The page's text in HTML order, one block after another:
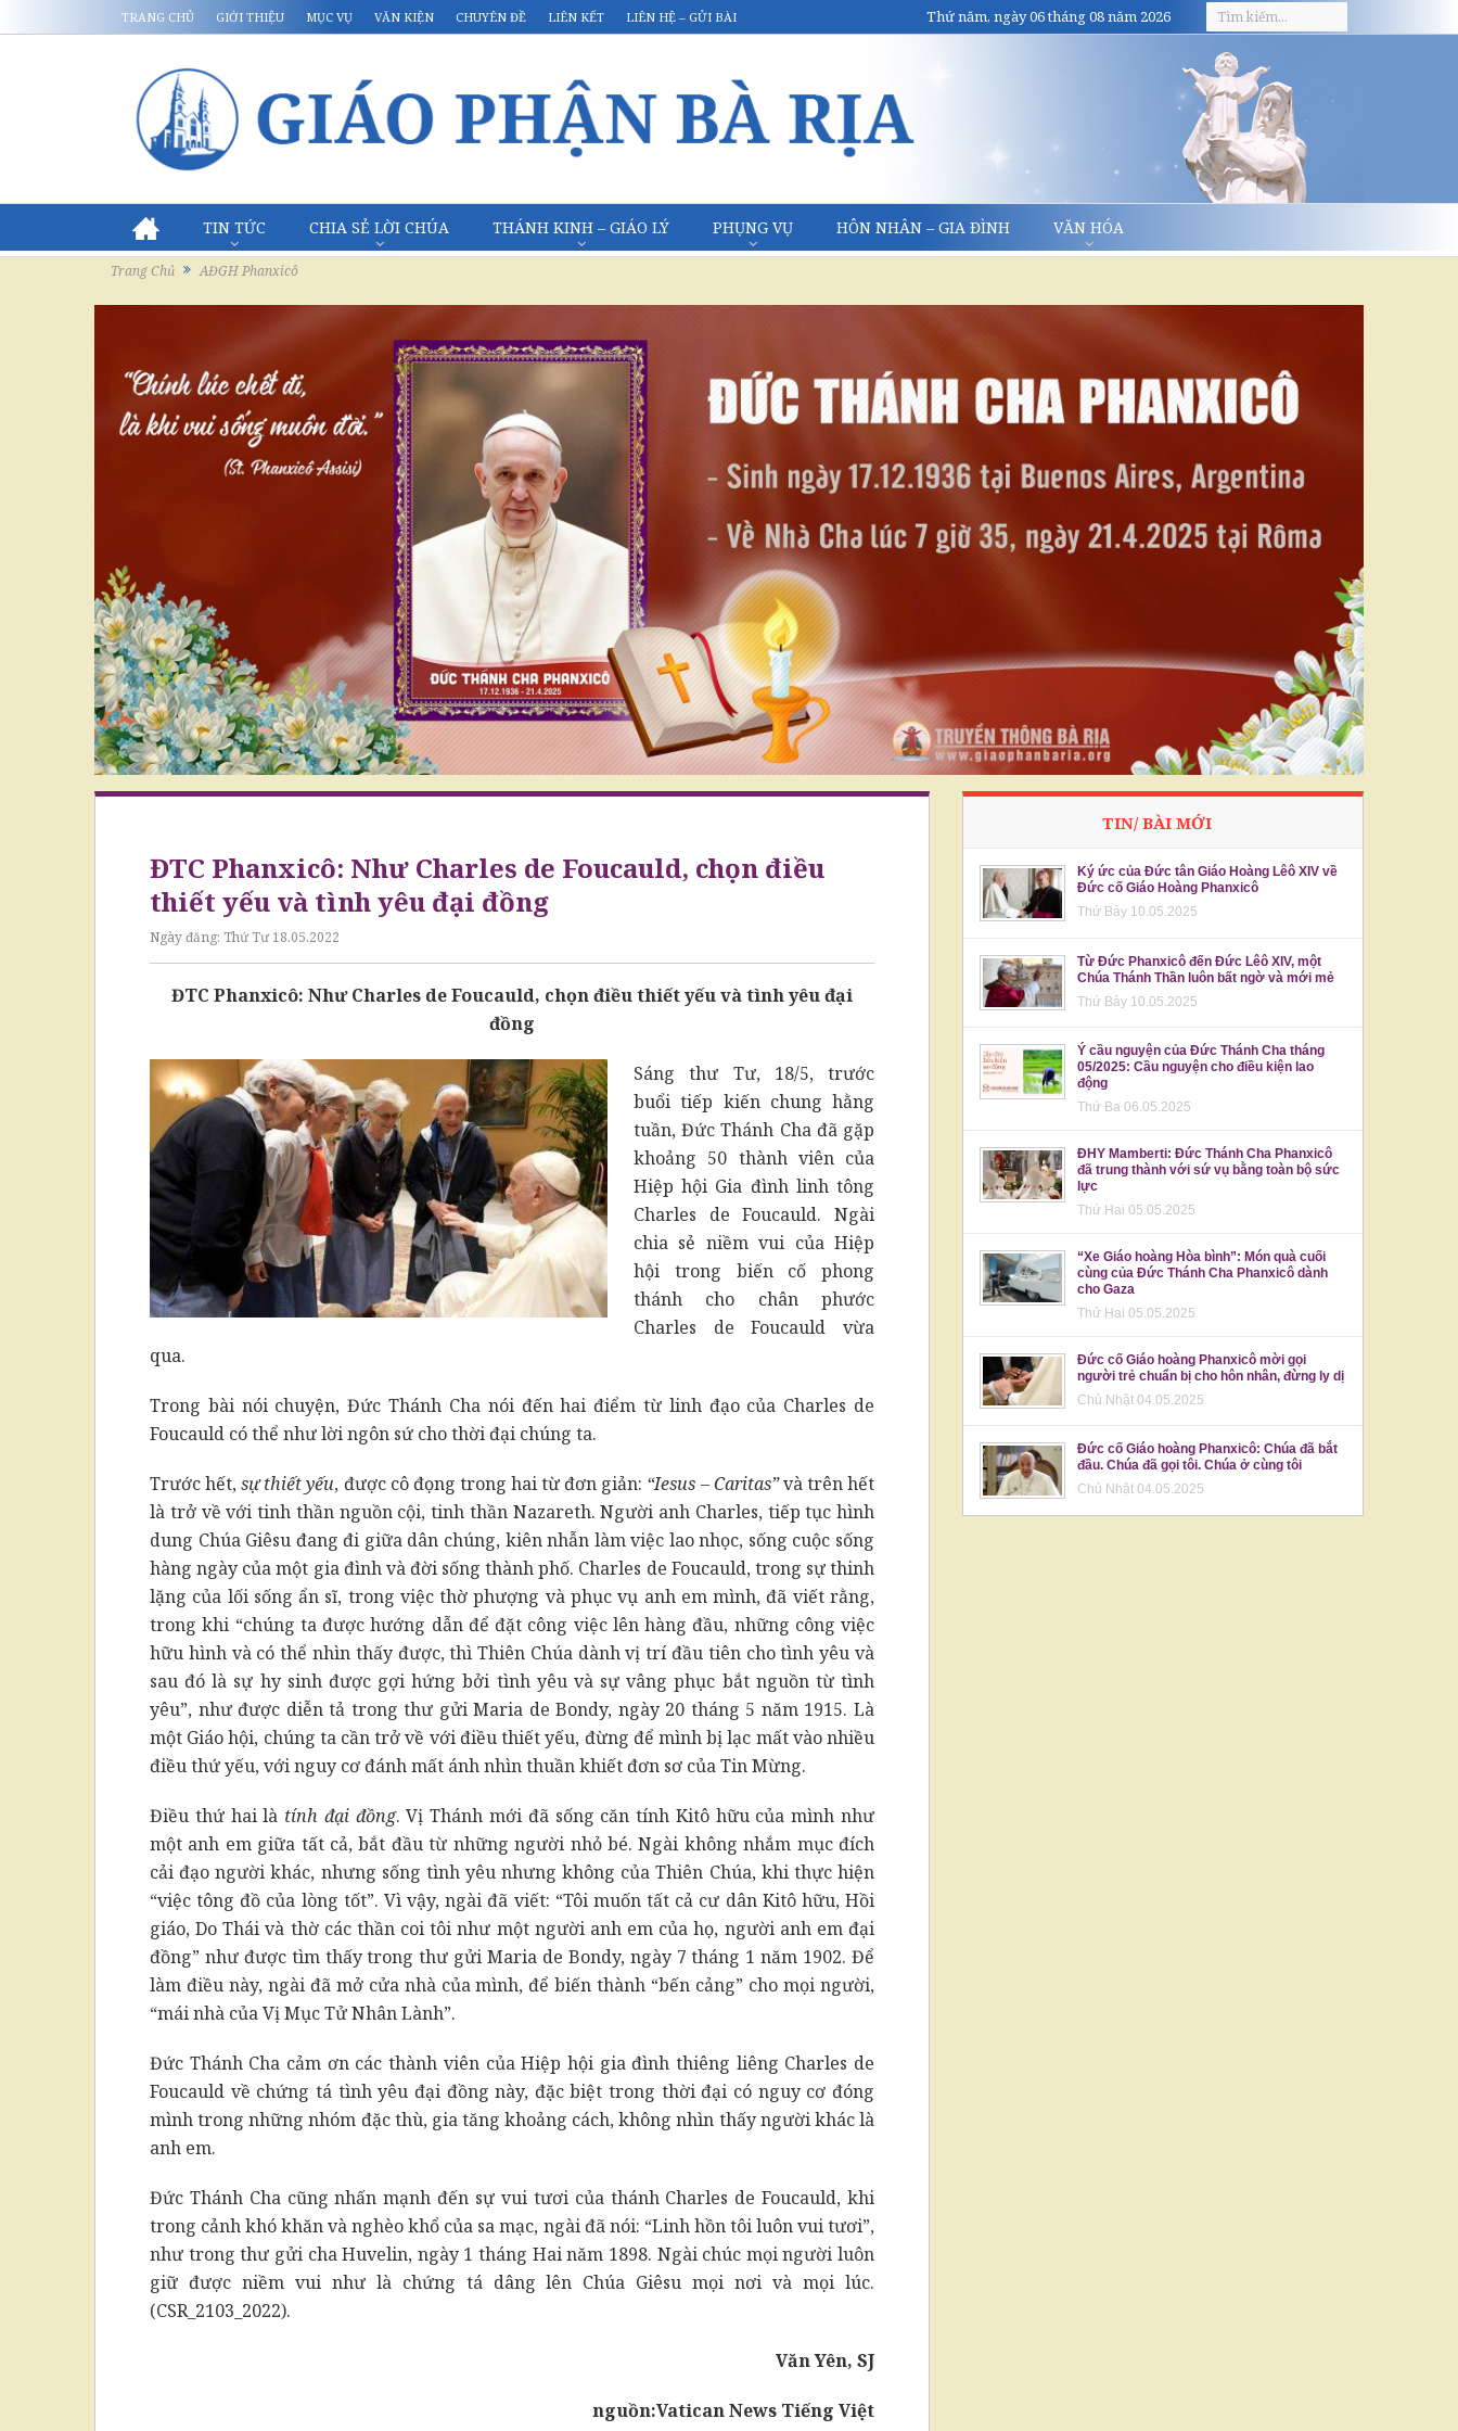
TRANG CHỦ GIỚI THIỆU MỤC VỤ VĂN KIỆN CHUYÊN ĐỀ LIÊN KẾT LIÊN HỆ – GỬI BÀI Thứ năm, ngày 06 tháng 08 năm 2026
TIN TỨC CHIA SẺ LỜI CHÚA THÁNH KINH – GIÁO LÝ PHỤNG VỤ HÔN NHÂN – GIA ĐÌNH VĂN HÓA
Trang Chủ AĐGH Phanxicô
ĐTC Phanxicô: Như Charles de Foucauld, chọn điều
thiết yếu và tình yêu đại đồng
Ngày đăng: Thứ Tư 18.05.2022
ĐTC Phanxicô: Như Charles de Foucauld, chọn điều thiết yếu và tình yêu đại
đồng
Sáng thư Tư, 18/5, trước
buổi tiếp kiến chung hằng
tuần, Đức Thánh Cha đã gặp
khoảng 50 thành viên của
Hiệp hội Gia đình linh tông
Charles de Foucauld. Ngài
chia sẻ niềm vui của Hiệp
hội trong biến cố phong
thánh cho chân phước
Charles de Foucauld vừa
qua.
Trong bài nói chuyện, Đức Thánh Cha nói đến hai điểm từ linh đạo của Charles de
Foucauld có thể như lời ngôn sứ cho thời đại chúng ta.
Trước hết,sự thiết yếu, được cô đọng trong hai từ đơn giản: “Iesus – Caritas”và trên hết
là trở về với tinh thần nguồn cội, tinh thần Nazareth. Người anh Charles, tiếp tục hình
dung Chúa Giêsu đang đi giữa dân chúng, kiên nhẫn làm việc lao nhọc, sống cuộc sống
hàng ngày của một gia đình và đời sống thành phố. Charles de Foucauld, trong sự thinh
lặng của lối sống ẩn sĩ, trong việc thờ phượng và phục vụ anh em mình, đã viết rằng,
trong khi “chúng ta được hướng dẫn để đặt công việc lên hàng đầu, những công việc
hữu hình và có thể nhìn thấy được, thì Thiên Chúa dành vị trí đầu tiên cho tình yêu và
sau đó là sự hy sinh được gợi hứng bởi tình yêu và sự vâng phục bắt nguồn từ tình
yêu”, như được diễn tả trong thư gửi Maria de Bondy, ngày 20 tháng 5 năm 1915. Là
một Giáo hội, chúng ta cần trở về với điều thiết yếu, đừng để mình bị lạc mất vào nhiều
điều thứ yếu, với nguy cơ đánh mất ánh nhìn thuần khiết đơn sơ của Tin Mừng.
Điều thứ hai là tính đại đồng. Vị Thánh mới đã sống căn tính Kitô hữu của mình như
một anh em giữa tất cả, bắt đầu từ những người nhỏ bé. Ngài không nhắm mục đích
cải đạo người khác, nhưng sống tình yêu nhưng không của Thiên Chúa, khi thực hiện
“việc tông đồ của lòng tốt”. Vì vậy, ngài đã viết: “Tôi muốn tất cả cư dân Kitô hữu, Hồi
giáo, Do Thái và thờ các thần coi tôi như một người anh em của họ, người anh em đại
đồng” như được tìm thấy trong thư gửi Maria de Bondy, ngày 7 tháng 1 năm 1902. Để
làm điều này, ngài đã mở cửa nhà của mình, để biến thành “bến cảng” cho mọi người,
“mái nhà của Vị Mục Tử Nhân Lành”.
Đức Thánh Cha cảm ơn các thành viên của Hiệp hội gia đình thiêng liêng Charles de
Foucauld về chứng tá tình yêu đại đồng này, đặc biệt trong thời đại có nguy cơ đóng
mình trong những nhóm đặc thù, gia tăng khoảng cách, không nhìn thấy người khác là
anh em.
Đức Thánh Cha cũng nhấn mạnh đến sự vui tươi của thánh Charles de Foucauld, khi
trong cảnh khó khăn và nghèo khổ của sa mạc, ngài đã nói: “Linh hồn tôi luôn vui tươi”,
như trong thư gửi cha Huvelin, ngày 1 tháng Hai năm 1898. Ngài chúc mọi người luôn
giữ được niềm vui như là chứng tá dâng lên Chúa Giêsu mọi nơi và mọi lúc.
(CSR_2103_2022).
Văn Yên, SJ
nguồn:Vatican News Tiếng Việt
TIN/ BÀI MỚI
Ký ức của Đức tân Giáo Hoàng Lêô XIV về
Đức cố Giáo Hoàng Phanxicô
Thứ Bảy 10.05.2025
Từ Đức Phanxicô đến Đức Lêô XIV, một
Chúa Thánh Thần luôn bất ngờ và mới mẻ
Thứ Bảy 10.05.2025
Ý cầu nguyện của Đức Thánh Cha tháng
05/2025: Cầu nguyện cho điều kiện lao
động
Thứ Ba 06.05.2025
ĐHY Mamberti: Đức Thánh Cha Phanxicô
đã trung thành với sứ vụ bằng toàn bộ sức
lực
Thứ Hai 05.05.2025
“Xe Giáo hoàng Hòa bình”: Món quà cuối
cùng của Đức Thánh Cha Phanxicô dành
cho Gaza
Thứ Hai 05.05.2025
Đức cố Giáo hoàng Phanxicô mời gọi
người trẻ chuẩn bị cho hôn nhân, đừng ly dị
Chủ Nhật 04.05.2025
Đức cố Giáo hoàng Phanxicô: Chúa đã bắt
đầu. Chúa đã gọi tôi. Chúa ở cùng tôi
Chủ Nhật 04.05.2025